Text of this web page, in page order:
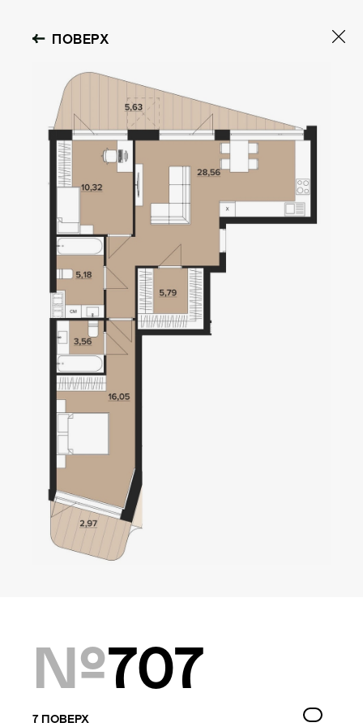
OBOLON HOUSE
Локація
Київ, Оболонський р-н
Статус
Проєктування
Комплекс складається з
Багатошаровість проекту
дозволяє йому виглядати,
ПОВЕРХ
№707
7 ПОВЕРХ